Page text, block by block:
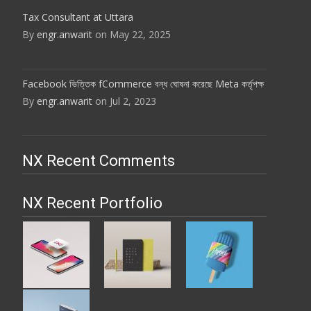
Tax Consultant at Uttara
By engr.anwarit on May 22, 2025
Facebook ভিত্তিক fCommerce বন্ধ ঘোষনা করেছে Meta কর্তৃপক্ষ
By engr.anwarit on Jul 2, 2023
NX Recent Comments
NX Recent Portfolio